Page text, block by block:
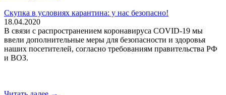
Скупка в условиях карантина: у нас безопасно!
18.04.2020
В связи с распространением коронавируса COVID-19 мы
ввели дополнительные меры для безопасности и здоровья
наших посетителей, согласно требованиям правительства РФ
и ВОЗ.